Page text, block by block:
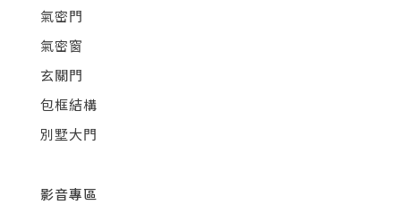
氣密門
氣密窗
玄關門
包框結構
別墅大門
影音專區